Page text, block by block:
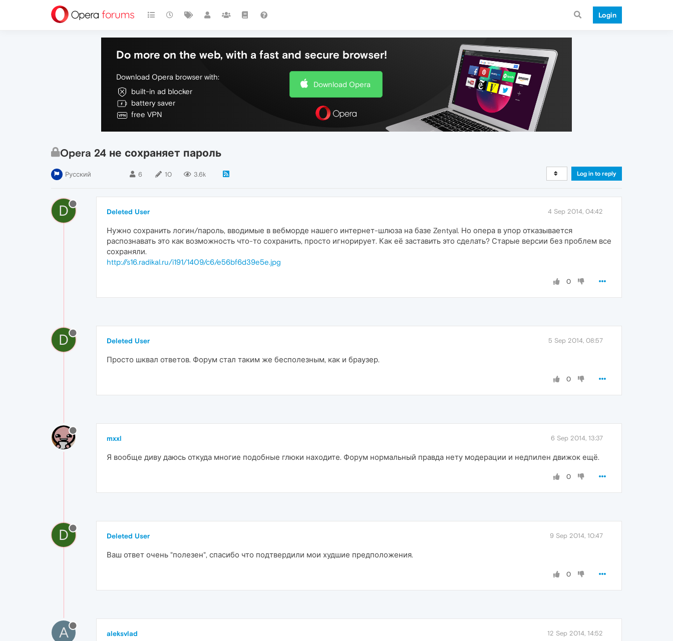
Login
Do more on the web, with a fast and secure browser!
Download Opera browser with:
built-in ad blocker
battery saver
free VPN
Download Opera
Opera 24 не сохраняет пароль
Русский 6 10 3.6k Log in to reply
D Deleted User 4 Sep 2014, 04:42
Нужно сохранить логин/пароль, вводимые в вебморде нашего интернет-шлюза на базе Zentyal. Но опера в упор отказывается
распознавать это как возможность что-то сохранить, просто игнорирует. Как её заставить это сделать? Старые версии без проблем все
сохраняли.
http://s16.radikal.ru/i191/1409/c6/e56bf6d39e5e.jpg
0
D Deleted User 5 Sep 2014, 08:57
Просто шквал ответов. Форум стал таким же бесполезным, как и браузер.
0
mxxl 6 Sep 2014, 13:37
Я вообще диву даюсь откуда многие подобные глюки находите. Форум нормальный правда нету модерации и недпилен движок ещё.
0
D Deleted User 9 Sep 2014, 10:47
Ваш ответ очень "полезен", спасибо что подтвердили мои худшие предположения.
0
A aleksvlad 12 Sep 2014, 14:52